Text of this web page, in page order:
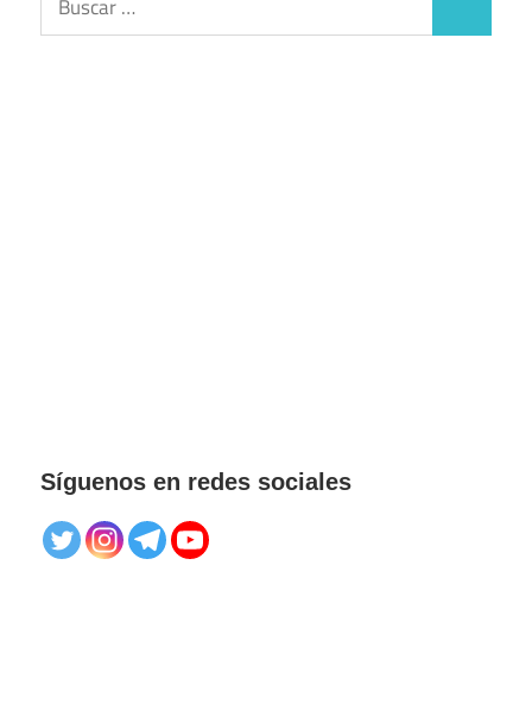
Síguenos en redes sociales